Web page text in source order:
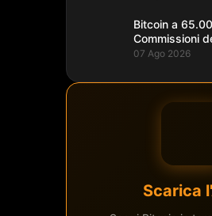
Bitcoin a
Commissioni
da un Decennio
07 Ago 2026
Scarica